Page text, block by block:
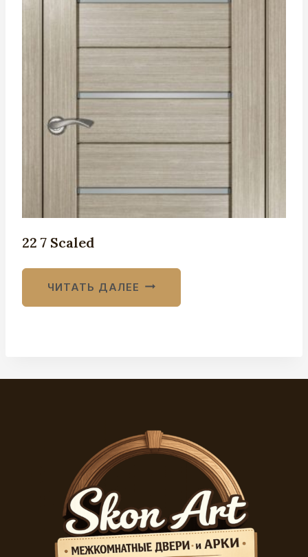
22 7 Scaled
ЧИТАТЬ ДАЛЕЕ